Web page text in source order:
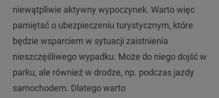
niewątpliwie aktywny wypoczynek. Warto więc
pamiętać o ubezpieczeniu turystycznym, które
będzie wsparciem w sytuacji zaistnienia
nieszczęśliwego wypadku. Może do niego dojść w
parku, ale również w drodze, np. podczas jazdy
samochodem. Dlatego warto